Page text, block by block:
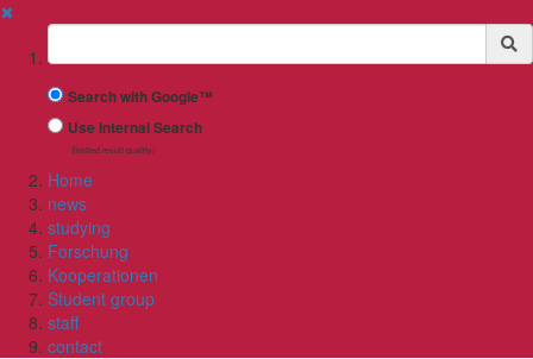
✖
Suchbegriff
Search with Google™
Use Internal Search
(limited result quality)
Home
news
studying
Forschung
Kooperationen
Student group
staff
contact